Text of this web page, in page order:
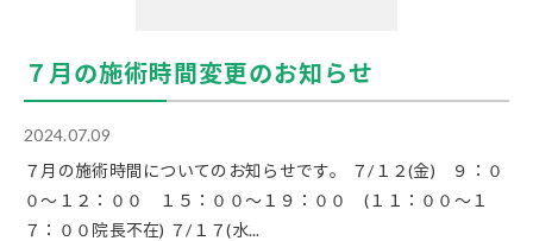
７月の施術時間変更のお知らせ
2024.07.09
７月の施術時間についてのお知らせです。 ７/１２(金) ９：０
０～１２：００ １５：００～１９：００ (１１：００～１
７：００院長不在) ７/１７(水...